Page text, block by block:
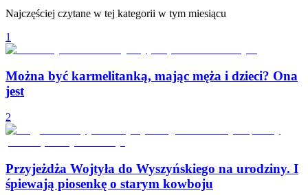
Najczęściej czytane w tej kategorii w tym miesiącu
1
Można być karmelitanką, mając męża i dzieci? Ona
jest
2
Przyjeżdża Wojtyła do Wyszyńskiego na urodziny. I
śpiewają piosenkę o starym kowboju